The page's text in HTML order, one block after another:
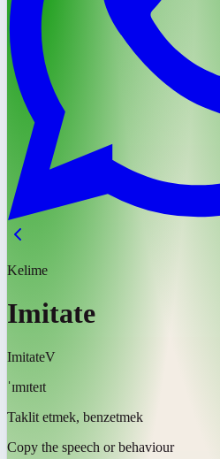
Kelime
Imitate
ImitateV
ˈɪmɪteɪt
Taklit etmek, benzetmek
Copy the speech or behaviour